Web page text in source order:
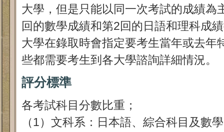
大學，但是只能以同一次考試的成績為
回的數學成績和第2回的日語和理科成
大學在錄取時會指定要考生當年或去年
些都需要考生到各大學諮詢詳細情況。
評分標準
各考試科目分數比重；
（1）文科系：日本語、綜合科目及數